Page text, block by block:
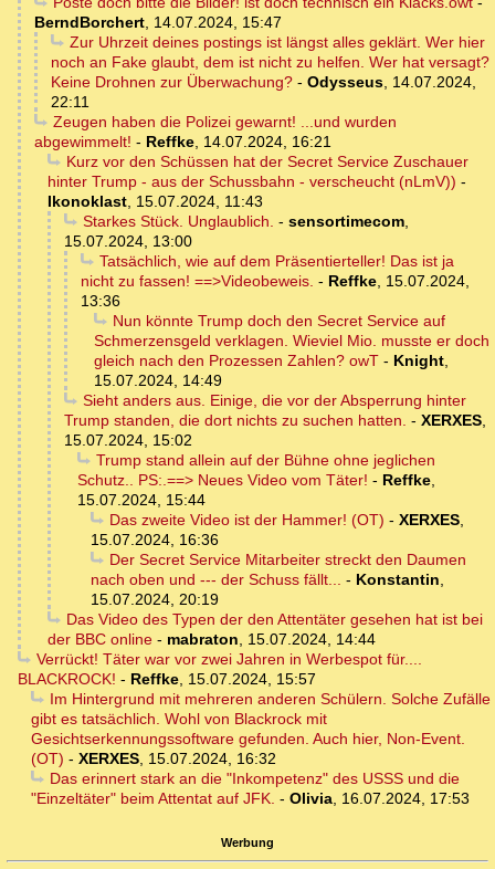
BerndBorchert, 14.07.2024, 15:47
Zur Uhrzeit deines postings ist längst alles geklärt. Wer hier
noch an Fake glaubt, dem ist nicht zu helfen. Wer hat versagt?
Keine Drohnen zur Überwachung? - Odysseus, 14.07.2024,
22:11
Zeugen haben die Polizei gewarnt! ...und wurden
abgewimmelt! - Reffke, 14.07.2024, 16:21
Kurz vor den Schüssen hat der Secret Service Zuschauer
hinter Trump - aus der Schussbahn - verscheucht (nLmV)) -
Ikonoklast, 15.07.2024, 11:43
Starkes Stück. Unglaublich. - sensortimecom,
15.07.2024, 13:00
Tatsächlich, wie auf dem Präsentierteller! Das ist ja
nicht zu fassen! ==>Videobeweis. - Reffke, 15.07.2024,
13:36
Nun könnte Trump doch den Secret Service auf
Schmerzensgeld verklagen. Wieviel Mio. musste er doch
gleich nach den Prozessen Zahlen? owT - Knight,
15.07.2024, 14:49
Sieht anders aus. Einige, die vor der Absperrung hinter
Trump standen, die dort nichts zu suchen hatten. - XERXES,
15.07.2024, 15:02
Trump stand allein auf der Bühne ohne jeglichen
Schutz.. PS:.==> Neues Video vom Täter! - Reffke,
15.07.2024, 15:44
Das zweite Video ist der Hammer! (OT) - XERXES,
15.07.2024, 16:36
Der Secret Service Mitarbeiter streckt den Daumen
nach oben und --- der Schuss fällt... - Konstantin,
15.07.2024, 20:19
Das Video des Typen der den Attentäter gesehen hat ist bei
der BBC online - mabraton, 15.07.2024, 14:44
Verrückt! Täter war vor zwei Jahren in Werbespot für....
BLACKROCK! - Reffke, 15.07.2024, 15:57
Im Hintergrund mit mehreren anderen Schülern. Solche Zufälle
gibt es tatsächlich. Wohl von Blackrock mit
Gesichtserkennungssoftware gefunden. Auch hier, Non-Event.
(OT) - XERXES, 15.07.2024, 16:32
Das erinnert stark an die "Inkompetenz" des USSS und die
"Einzeltäter" beim Attentat auf JFK. - Olivia, 16.07.2024, 17:53
Werbung